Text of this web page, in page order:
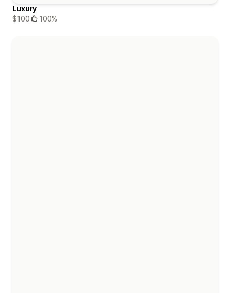
Luxury
$100
100%